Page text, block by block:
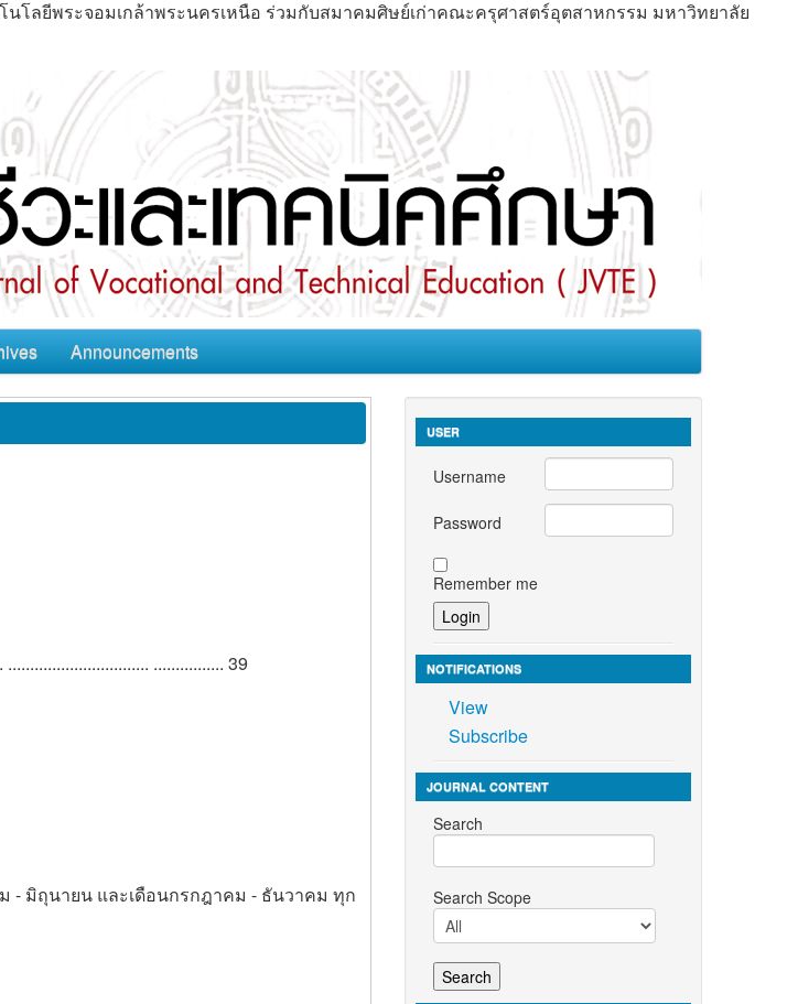
โลยีพระจอมเกล้าพระนครเหนือ ร่วมกับสมาคมศิษย์เก่าคณะครุศาสตร์อุตสาหกรรม มหาวิทยาลัย
Announcements
................ 39
- มิถุนายน และเดือนกรกฎาคม - ธันวาคม ทุก
USER
Username
Password
Remember me
NOTIFICATIONS
View
Subscribe
JOURNAL CONTENT
Search
Search Scope